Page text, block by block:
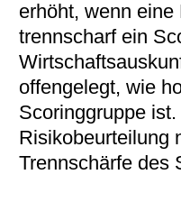
erhöht, wenn
trennscharf ein
offengelegt, wie
Scoringgruppe
Risikobeurteilung
Trennschärfe des